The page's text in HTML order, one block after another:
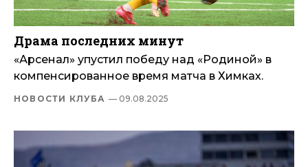
Драма последних минут
«Арсенал» упустил победу над «Родиной» в
компенсированное время матча в Химках.
НОВОСТИ КЛУБА — 09.08.2025